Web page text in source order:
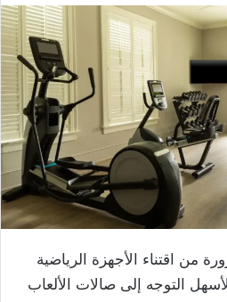
من اقتناء الأجهزة الرياضية
التوجه إلى صالات الألعاب